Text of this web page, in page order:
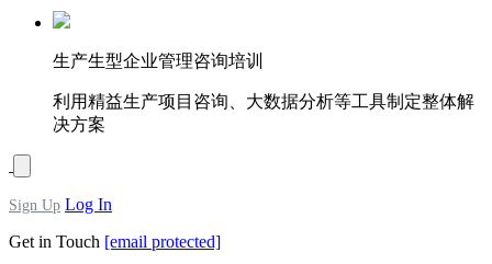
生产生型企业管理咨询培训
利用精益生产项目咨询、大数据分析等工具制定整体解
决方案
Sign Up Log In
Get in Touch [email protected]